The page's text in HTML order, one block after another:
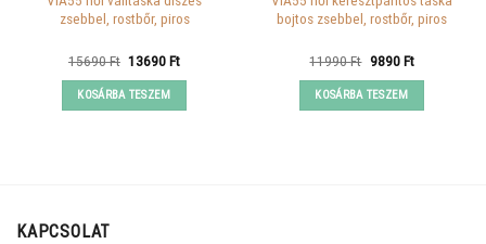
zsebbel, rostbőr, piros
15690Ft Original
was:
15690 Ft.
13690FtCurrent
KOSÁRBA TESZEM
bojtos zsebbel, rostbőr, piros
11990Ft Original
was:
11990 Ft.
9890FtCurrent
KOSÁRBA TESZEM
KAPCSOLAT